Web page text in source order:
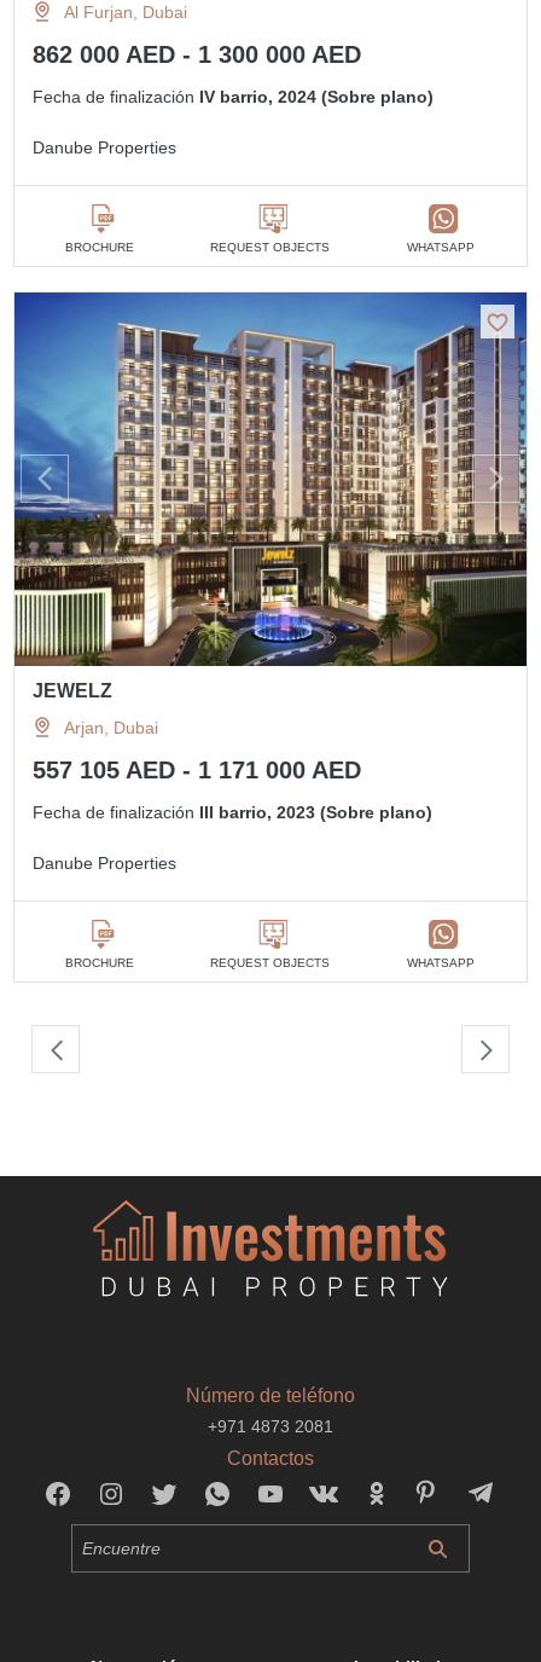
Al Furjan, Dubai
862 000 AED - 1 300 000 AED
Fecha de finalización IV barrio, 2024 (Sobre plano)
Danube Properties
BROCHURE REQUEST OBJECTS WHATSAPP
JEWELZ
Arjan, Dubai
557 105 AED - 1 171 000 AED
Fecha de finalización III barrio, 2023 (Sobre plano)
Danube Properties
BROCHURE REQUEST OBJECTS WHATSAPP
Número de teléfono
+971 4873 2081
Contactos